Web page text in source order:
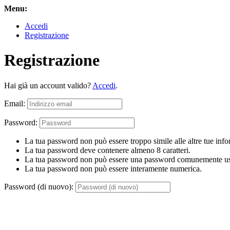
Menu:
Accedi
Registrazione
Registrazione
Hai già un account valido? Accedi.
Email:
Password:
La tua password non può essere troppo simile alle altre tue
La tua password deve contenere almeno 8 caratteri.
La tua password non può essere una password comunemente
La tua password non può essere interamente numerica.
Password (di nuovo):